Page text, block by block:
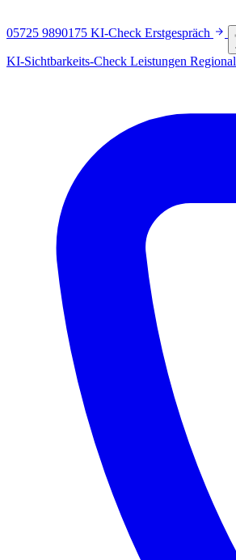
05725 9890175 KI-Check Erstgespräch
KI-Sichtbarkeits-Check Leistungen Regional